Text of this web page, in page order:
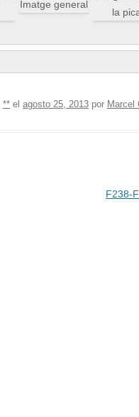
** el agosto 25, 2013 por Marcel
F238-